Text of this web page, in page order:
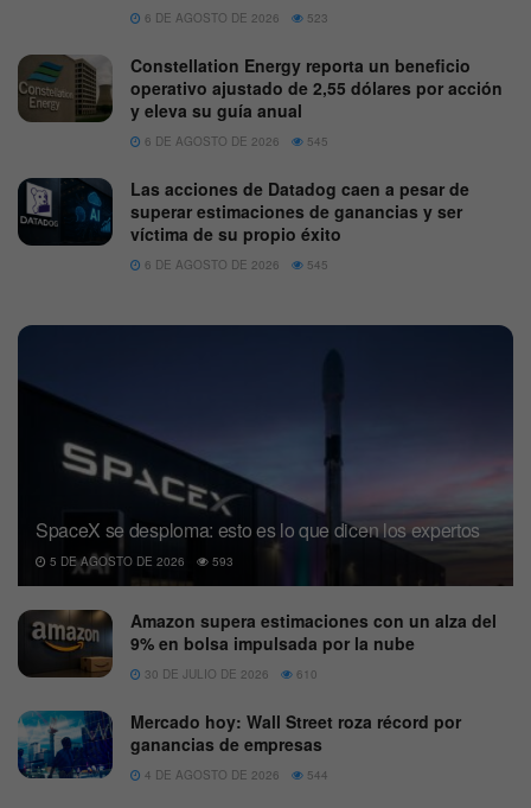
6 DE AGOSTO DE 2026 523
Constellation Energy reporta un beneficio
operativo ajustado de 2,55 dólares por acción
y eleva su guía anual
6 DE AGOSTO DE 2026 545
Las acciones de Datadog caen a pesar de
superar estimaciones de ganancias y ser
víctima de su propio éxito
6 DE AGOSTO DE 2026 545
SpaceX se desploma: esto es lo que dicen los expertos
5 DE AGOSTO DE 2026 593
Amazon supera estimaciones con un alza del
9% en bolsa impulsada por la nube
30 DE JULIO DE 2026 610
Mercado hoy: Wall Street roza récord por
ganancias de empresas
4 DE AGOSTO DE 2026 544